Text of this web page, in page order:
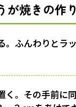
が焼きの作
ふんわりとラ
。その手前に